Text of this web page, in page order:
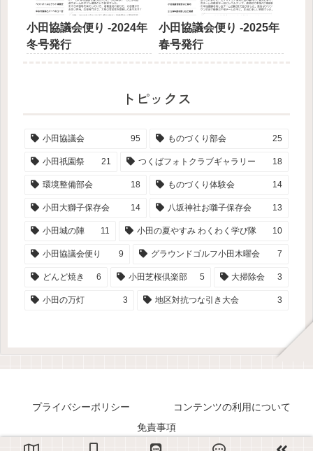
小田協議会便り -2024年
冬号発行
小田協議会便り -2025年
春号発行
トピックス
小田協議会 95 ものづくり部会 25
小田祇園祭 21 つくばフォトクラブギャラリー 18
環境整備部会 18 ものづくり体験会 14
小田大獅子保存会 14 八坂神社お囃子保存会 13
小田城の陣 11 小田の夏やすみ わくわく学び隊 10
小田協議会便り 9 グラウンドゴルフ小田木曜会 7
どんど焼き 6 小田芝桜倶楽部 5 大掃除会 3
小田の万灯 3 地区対抗つな引き大会 3
プライバシーポリシー
コンテンツの利用について
免責事項